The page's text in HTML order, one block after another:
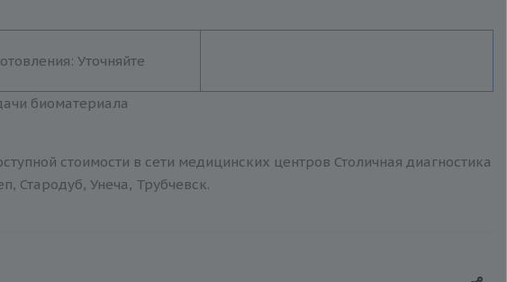
Уточняйте
биоматериала
стоимости в сети медицинских центров Столичная диагностика
Стародуб, Унеча, Трубчевск.